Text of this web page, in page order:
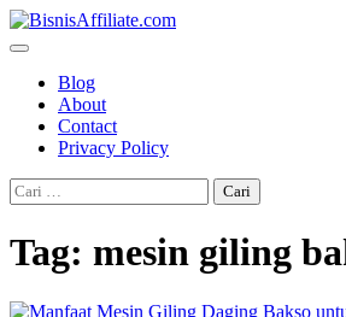
Skip
to
Blog
About
Contact
Privacy Policy
Cari
untuk:
Tag: mesin giling